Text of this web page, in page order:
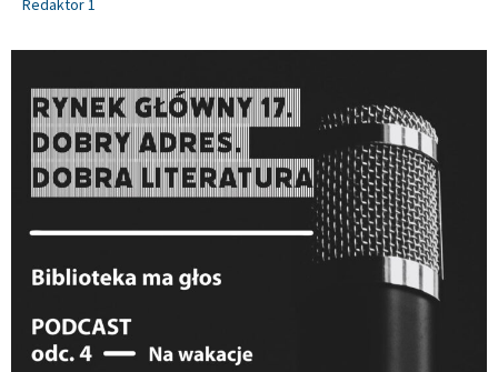
Redaktor 1